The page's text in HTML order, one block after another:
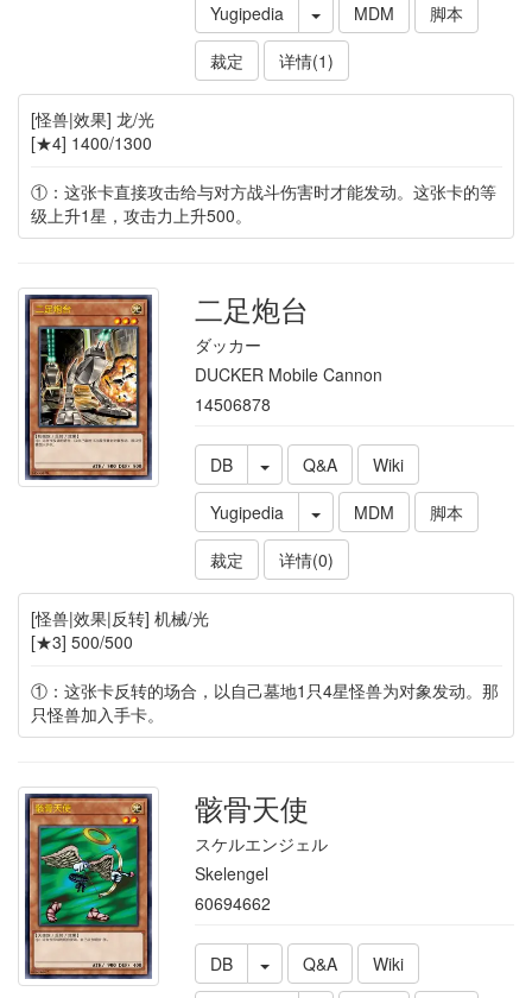
Yugipedia
MDM
脚本
裁定
详情(1)
[怪兽|效果] 龙/光
[★4] 1400/1300
①：这张卡直接攻击给与对方战斗伤害时才能发动。这张卡的等
级上升1星，攻击力上升500。
二足炮台
ダッカー
DUCKER Mobile Cannon
14506878
DB Q&A
Wiki
Yugipedia
MDM
脚本
裁定
详情(0)
[怪兽|效果|反转] 机械/光
[★3] 500/500
①：这张卡反转的场合，以自己墓地1只4星怪兽为对象发动。那
只怪兽加入手卡。
骸骨天使
スケルエンジェル
Skelengel
60694662
DB Q&A
Wiki